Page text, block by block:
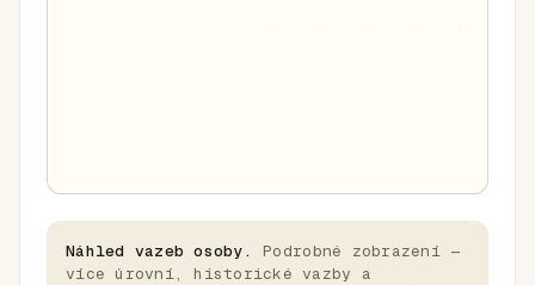
Náhled vazeb osoby.
Podrobné zobrazení —
více úrovní, historické vazby a